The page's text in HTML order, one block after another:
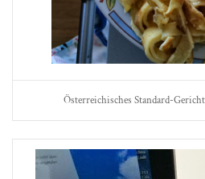
Österreichisches Standard-